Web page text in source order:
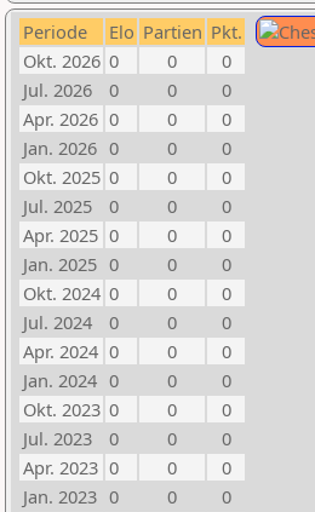
Periode Elo Partien Pkt.
Okt. 2026 0 0
0
Jul. 2026
0 0
0
Apr. 2026 0 0
0
Jan. 2026 0 0
0
Okt. 2025 0 0
0
Jul. 2025
0 0
0
Apr. 2025 0 0
0
Jan. 2025 0 0
0
Okt. 2024 0 0
0
Jul. 2024
0 0
0
Apr. 2024 0 0
0
Jan. 2024 0 0
0
Okt. 2023 0 0
0
Jul. 2023
0 0
0
Apr. 2023 0 0
0
Jan. 2023 0 0
0